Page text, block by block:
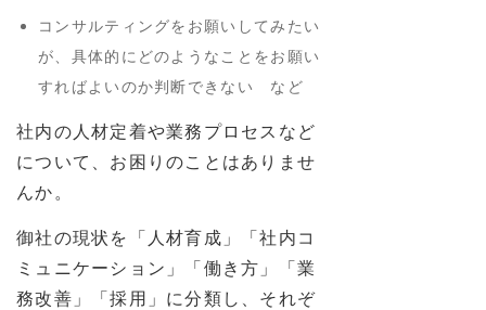
コンサルティングをお願いしてみたい
が、具体的にどのようなことをお願い
すればよいのか判断できない など
社内の人材定着や業務プロセスなど
について、お困りのことはありませ
んか。
御社の現状を「人材育成」「社内コ
ミュニケーション」「働き方」「業
務改善」「採用」に分類し、それぞ